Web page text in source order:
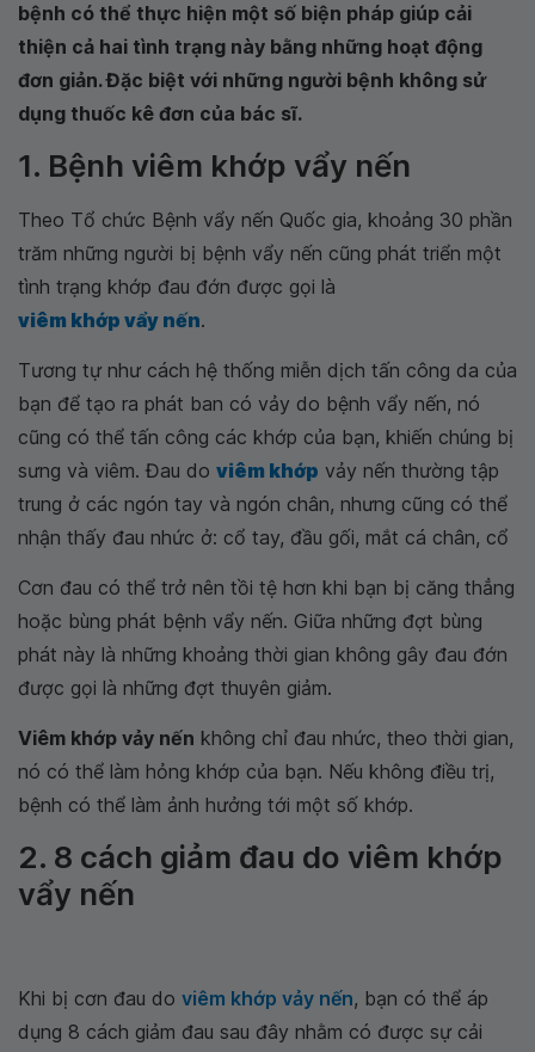
bệnh có thể thực hiện một số biện pháp giúp cải
thiện cả hai tình trạng này bằng những hoạt động
đơn giản. Đặc biệt với những người bệnh không sử
dụng thuốc kê đơn của bác sĩ.
1. Bệnh viêm khớp vẩy nến
Theo Tổ chức Bệnh vẩy nến Quốc gia, khoảng 30 phần
trăm những người bị bệnh vẩy nến cũng phát triển một
tình trạng khớp đau đớn được gọi là
viêm khớp vẩy nến.
Tương tự như cách hệ thống miễn dịch tấn công da của
bạn để tạo ra phát ban có vảy do bệnh vẩy nến, nó
cũng có thể tấn công các khớp của bạn, khiến chúng bị
sưng và viêm. Đau do viêm khớp vảy nến thường tập
trung ở các ngón tay và ngón chân, nhưng cũng có thể
nhận thấy đau nhức ở: cổ tay, đầu gối, mắt cá chân, cổ
Cơn đau có thể trở nên tồi tệ hơn khi bạn bị căng thẳng
hoặc bùng phát bệnh vẩy nến. Giữa những đợt bùng
phát này là những khoảng thời gian không gây đau đớn
được gọi là những đợt thuyên giảm.
Viêm khớp vảy nến không chỉ đau nhức, theo thời gian,
nó có thể làm hỏng khớp của bạn. Nếu không điều trị,
bệnh có thể làm ảnh hưởng tới một số khớp.
2. 8 cách giảm đau do viêm khớp
vẩy nến
Khi bị cơn đau do viêm khớp vảy nến, bạn có thể áp
dụng 8 cách giảm đau sau đây nhằm có được sự cải